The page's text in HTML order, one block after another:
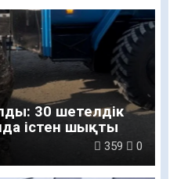
30 шетелдік
істен шықты
359 0